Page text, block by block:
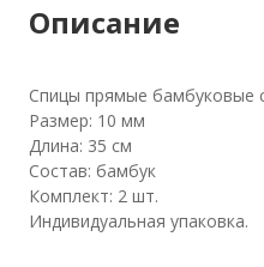
Описание
Спицы прямые бамбуковые
Размер: 10 мм
Длина: 35 см
Состав: бамбук
Комплект: 2 шт.
Индивидуальная упаковка.